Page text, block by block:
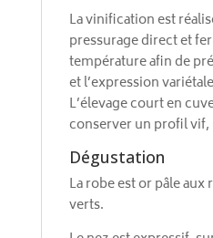
La vinification est
pressurage direct et
température afin de
et l’expression
L’élevage court en
conserver un profil
Dégustation
La robe est or pâle
verts.